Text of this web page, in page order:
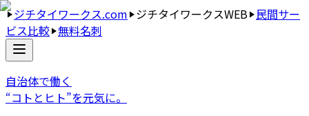
ジチタイワークス.com ジチタイワークスWEB 民間サー
ビス比較 無料名刺
自治体で働く
“コトとヒト”を元気に。